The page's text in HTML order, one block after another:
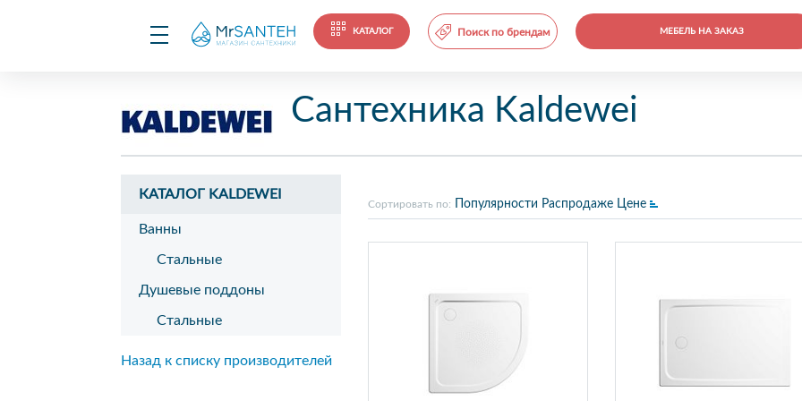
КАТАЛОГ Поиск по брендам МЕБЕЛЬ НА ЗАКАЗ
Сантехника Kaldewei
КАТАЛОГ KALDEWEI
Ванны
Стальные
Душевые поддоны
Стальные
Назад к списку производителей
Сортировать по: Популярности Распродаже Цене